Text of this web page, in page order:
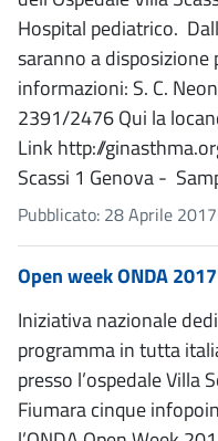
Hospital pediatrico.
saranno a
informazioni: S. C.
2391/2476 Qui la
Link http://
Scassi 1 Genova -
Pubblicato: 28 Aprile 2017
Open week ONDA 2017
Iniziativa nazionale
programma in tutta
presso l’ospedale Villa
Fiumara cinque